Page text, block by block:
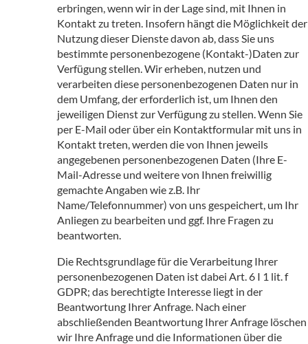
erbringen, wenn wir in der Lage sind, mit Ihnen in
Kontakt zu treten. Insofern hängt die Möglichkeit der
Nutzung dieser Dienste davon ab, dass Sie uns
bestimmte personenbezogene (Kontakt-)Daten zur
Verfügung stellen. Wir erheben, nutzen und
verarbeiten diese personenbezogenen Daten nur in
dem Umfang, der erforderlich ist, um Ihnen den
jeweiligen Dienst zur Verfügung zu stellen. Wenn Sie
per E-Mail oder über ein Kontaktformular mit uns in
Kontakt treten, werden die von Ihnen jeweils
angegebenen personenbezogenen Daten (Ihre E-
Mail-Adresse und weitere von Ihnen freiwillig
gemachte Angaben wie z.B. Ihr
Name/Telefonnummer) von uns gespeichert, um Ihr
Anliegen zu bearbeiten und ggf. Ihre Fragen zu
beantworten.
Die Rechtsgrundlage für die Verarbeitung Ihrer
personenbezogenen Daten ist dabei Art. 6 I 1 lit. f
GDPR; das berechtigte Interesse liegt in der
Beantwortung Ihrer Anfrage. Nach einer
abschließenden Beantwortung Ihrer Anfrage löschen
wir Ihre Anfrage und die Informationen über die